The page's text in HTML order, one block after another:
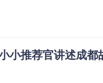
小推荐官讲述成都